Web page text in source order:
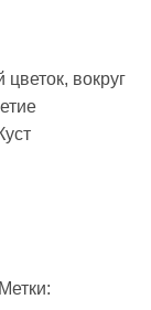
вокруг
Метки: